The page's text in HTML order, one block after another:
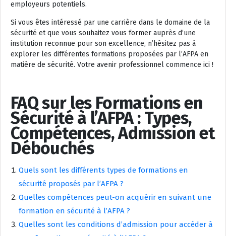
employeurs potentiels.
Si vous êtes intéressé par une carrière dans le domaine de la
sécurité et que vous souhaitez vous former auprès d’une
institution reconnue pour son excellence, n’hésitez pas à
explorer les différentes formations proposées par l’AFPA en
matière de sécurité. Votre avenir professionnel commence ici !
FAQ sur les Formations en
Sécurité à l’AFPA : Types,
Compétences, Admission et
Débouchés
Quels sont les différents types de formations en
sécurité proposés par l’AFPA ?
Quelles compétences peut-on acquérir en suivant une
formation en sécurité à l’AFPA ?
Quelles sont les conditions d’admission pour accéder à